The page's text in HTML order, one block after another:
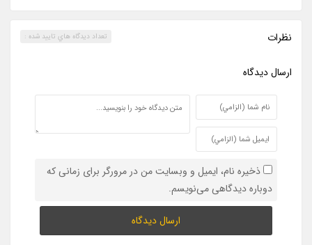
نظرات تعداد ديدگاه هاي تاييد شده :
ارسال ديدگاه
ذخیره نام، ایمیل و وبسایت من در مرورگر برای زمانی که
دوباره دیدگاهی می‌نویسم.